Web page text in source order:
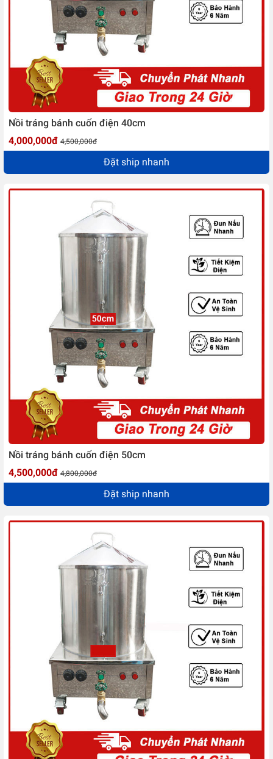
Nồi tráng bánh cuốn điện 40cm
4,000,000đ 4,500,000đ
Đặt ship nhanh
Nồi tráng bánh cuốn điện 50cm
4,500,000đ 4,800,000đ
Đặt ship nhanh